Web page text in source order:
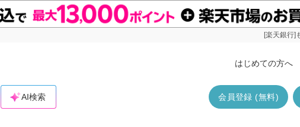
[楽天銀行]
はじめての方へ
会員登録 (無料)
AI検索